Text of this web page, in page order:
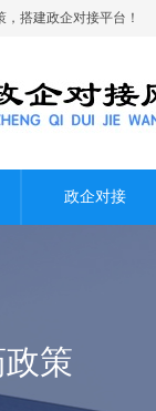
搭建政企对接平台！
政企对接
策